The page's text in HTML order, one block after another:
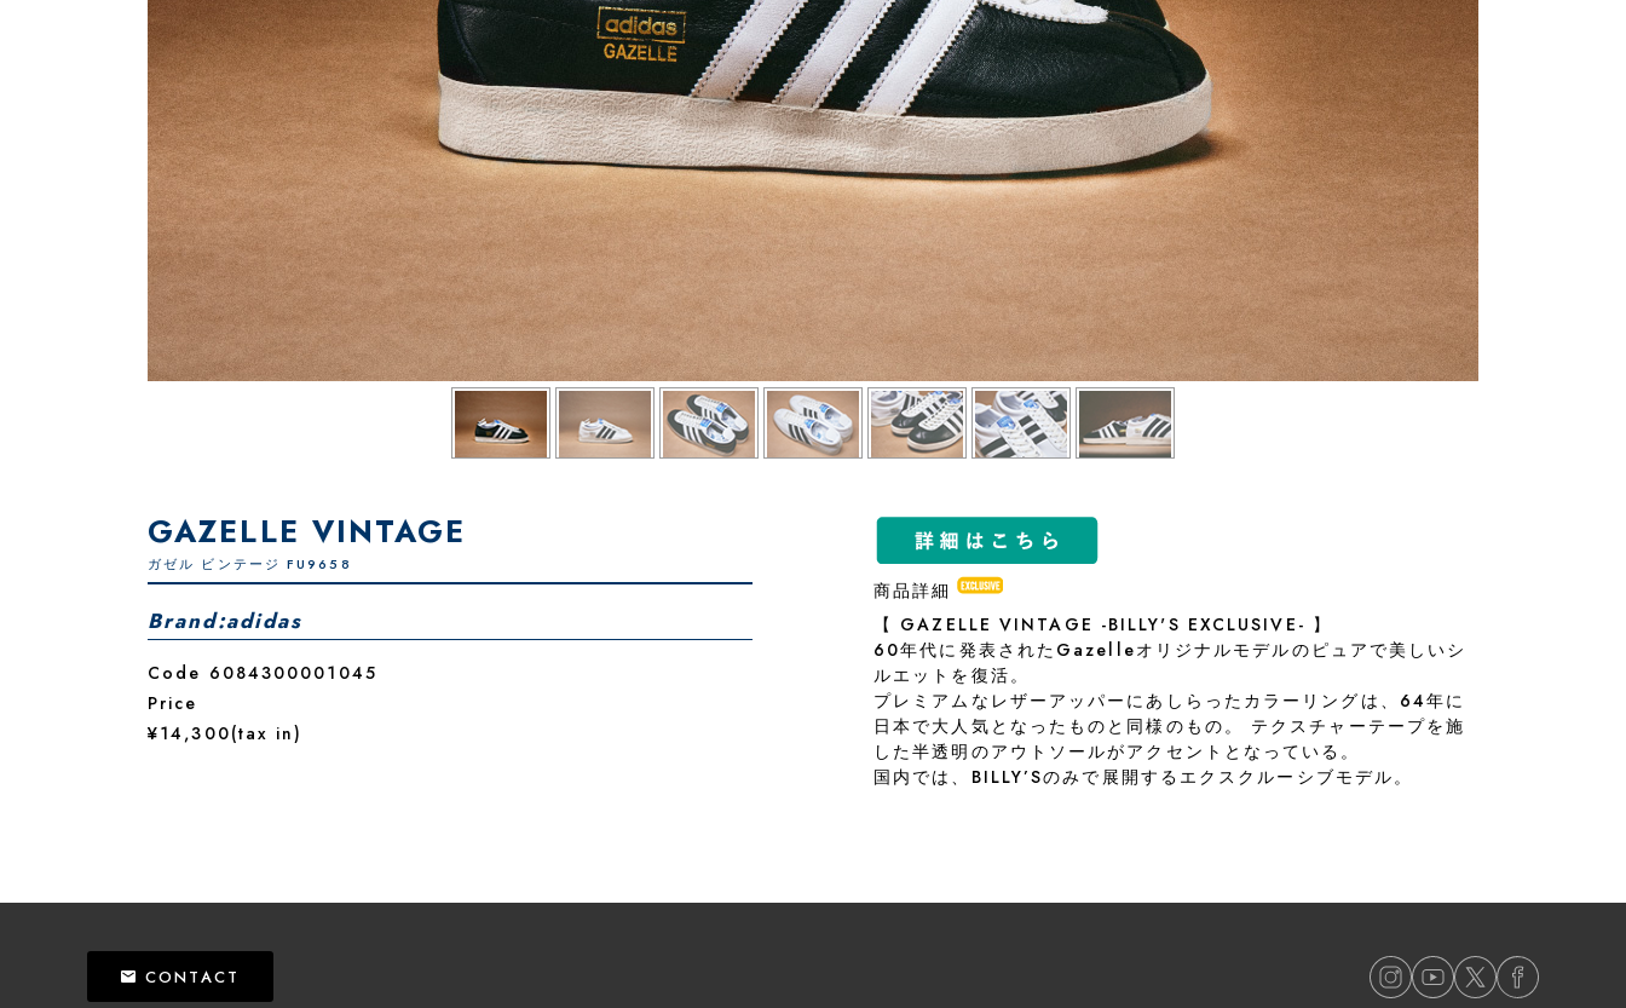
GAZELLE VINTAGE
ガゼル ビンテージ FU9658
Brand:adidas
Code 6084300001045
Price
¥14,300(tax in)
商品詳細
【 GAZELLE VINTAGE -BILLY'S EXCLUSIVE- 】
60年代に発表されたGazelleオリジナルモデルのピュアで美しいシ
ルエットを復活。
プレミアムなレザーアッパーにあしらったカラーリングは、64年に
日本で大人気となったものと同様のもの。 テクスチャーテープを施
した半透明のアウトソールがアクセントとなっている。
国内では、BILLY’Sのみで展開するエクスクルーシブモデル。
CONTACT